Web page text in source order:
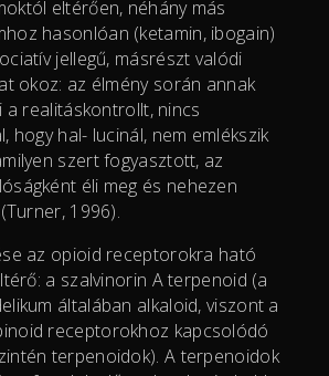
eltérően, néhány más
hasonlóan (ketamin, ibogain)
jellegű, másrészt valódi
okoz: az élmény során annak
a realitáskontrollt, nincs
hogy hal- lucinál, nem emlékszik
szert fogyasztott, az
éli meg és nehezen
1996).
az opioid receptorokra ható
a szalvinorin A terpenoid (a
általában alkaloid, viszont a
receptorokhoz kapcsolódó
terpenoidok). A terpenoidok